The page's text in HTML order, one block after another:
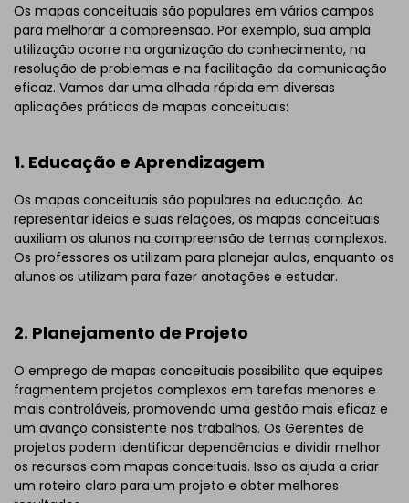
Os mapas conceituais são populares em vários campos
para melhorar a compreensão. Por exemplo, sua ampla
utilização ocorre na organização do conhecimento, na
resolução de problemas e na facilitação da comunicação
eficaz. Vamos dar uma olhada rápida em diversas
aplicações práticas de mapas conceituais:
1. Educação e Aprendizagem
Os mapas conceituais são populares na educação. Ao
representar ideias e suas relações, os mapas conceituais
auxiliam os alunos na compreensão de temas complexos.
Os professores os utilizam para planejar aulas, enquanto os
alunos os utilizam para fazer anotações e estudar.
2. Planejamento de Projeto
O emprego de mapas conceituais possibilita que equipes
fragmentem projetos complexos em tarefas menores e
mais controláveis, promovendo uma gestão mais eficaz e
um avanço consistente nos trabalhos. Os Gerentes de
projetos podem identificar dependências e dividir melhor
os recursos com mapas conceituais. Isso os ajuda a criar
um roteiro claro para um projeto e obter melhores